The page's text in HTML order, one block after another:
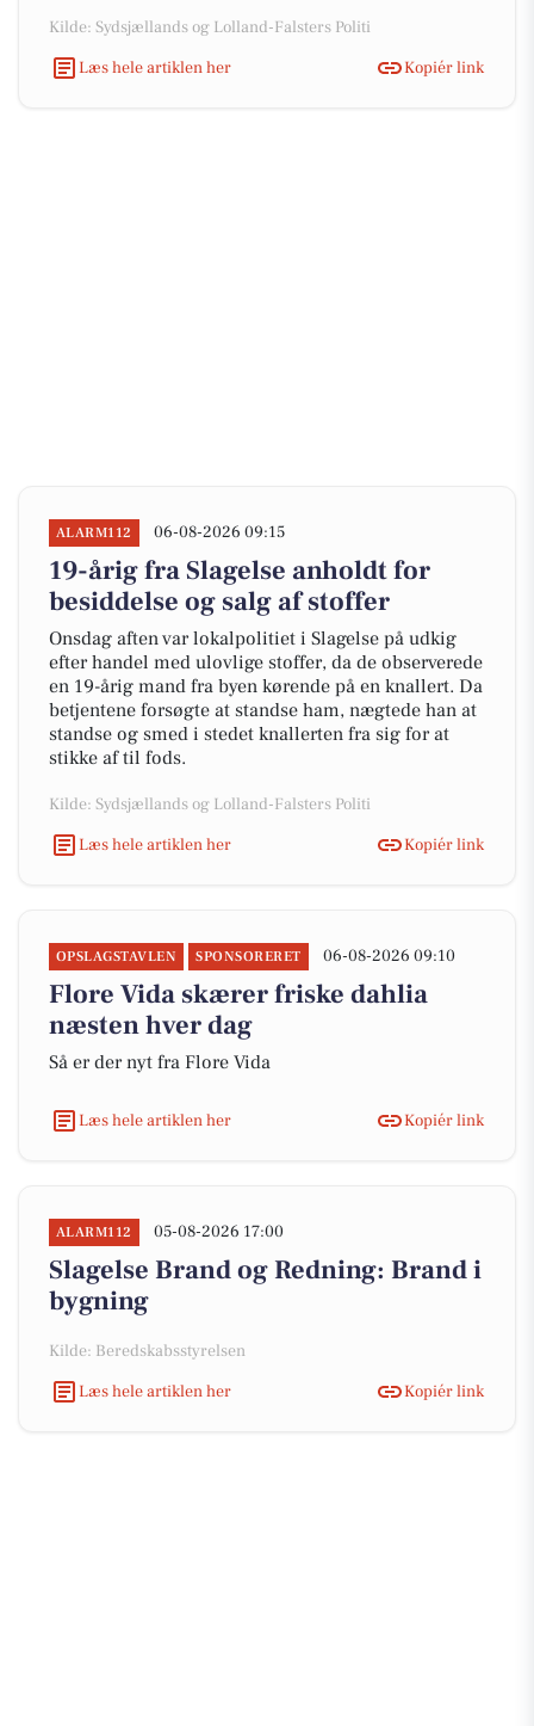
Kilde: Sydsjællands og Lolland-Falsters Politi
Læs hele artiklen her
Kopiér link
ALARM112 06-08-2026 09:15
19-årig fra Slagelse anholdt for
besiddelse og salg af stoffer
Onsdag aften var lokalpolitiet i Slagelse på udkig
efter handel med ulovlige stoffer, da de observerede
en 19-årig mand fra byen kørende på en knallert. Da
betjentene forsøgte at standse ham, nægtede han at
standse og smed i stedet knallerten fra sig for at
stikke af til fods.
Kilde: Sydsjællands og Lolland-Falsters Politi
Læs hele artiklen her
Kopiér link
OPSLAGSTAVLEN SPONSORERET 06-08-2026 09:10
Flore Vida skærer friske dahlia
næsten hver dag
Så er der nyt fra Flore Vida
Læs hele artiklen her Kopiér link
ALARM112 05-08-2026 17:00
Slagelse Brand og Redning: Brand i
bygning
Kilde: Beredskabsstyrelsen
Læs hele artiklen her
Kopiér link